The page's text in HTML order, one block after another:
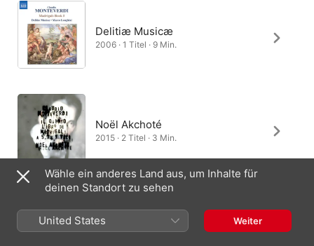
Delitiæ Musicæ
2006 · 1 Titel · 9 Min.
Noël Akchoté
2015 · 2 Titel · 3 Min.
Robert Hollingworth
2009 · 1 Titel · 7 Min.
Wähle ein anderes Land aus, um Inhalte für
deinen Standort zu sehen
United States Weiter